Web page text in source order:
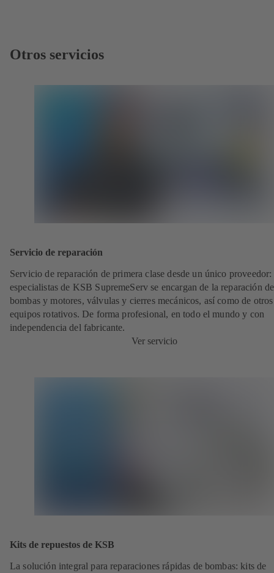
Otros servicios
Servicio de reparación
Servicio de reparación de primera clase desde un único proveedor:
especialistas de KSB SupremeServ se encargan de la reparación
bombas y motores, válvulas y cierres mecánicos, así como de otros
equipos rotativos. De forma profesional, en todo el mundo y con
independencia del fabricante.
Ver servicio
Kits de repuestos de KSB
La solución integral para reparaciones rápidas de bombas: kits de